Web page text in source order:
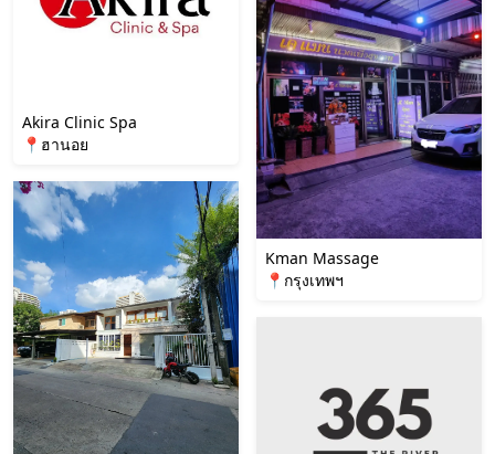
Akira Clinic Spa
📍ฮานอย
Kman Massage
📍กรุงเทพฯ